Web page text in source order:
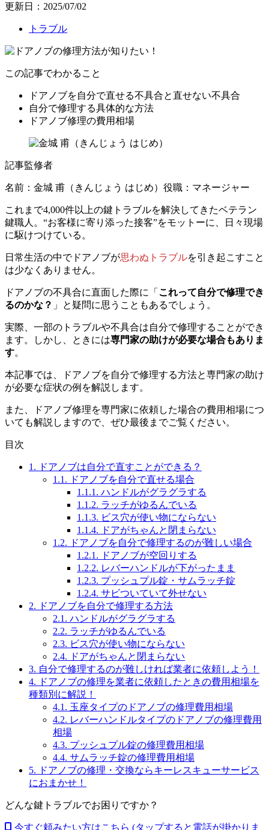
更新日：2025/07/02
トラブル
この記事でわかること
ドアノブを自分で直せる不具合と直せない不具合
自分で修理する具体的な方法
ドアノブ修理の費用相場
記事監修者
名前：金城 甫 （きんじょう はじめ） 役職：マネージャー
これまで4,000件以上の鍵トラブルを解決してきたベテラン
鍵職人。“お客様に寄り添った接客”をモットーに、日々現場
に駆けつけている。
日常生活の中でドアノブが思わぬトラブルを引き起こすこと
は少なくありません。
ドアノブの不具合に直面した際に「 これって自分で修理でき
るのかな？ 」と疑問に思うこともあるでしょう。
実際、一部のトラブルや不具合は自分で修理することができ
ます。しかし、ときには専門家の助けが必要な場合もありま
す。
本記事では、ドアノブを自分で修理する方法と専門家の助け
が必要な症状の例を解説します。
また、ドアノブ修理を専門家に依頼した場合の費用相場につ
いても解説しますので、ぜひ最後までご覧ください。
目次
1. ドアノブは自分で直すことができる？
1.1. ドアノブを自分で直せる場合
1.1.1. ハンドルがグラグラする
1.1.2. ラッチがゆるんでいる
1.1.3. ビス穴が使い物にならない
1.1.4. ドアがちゃんと閉まらない
1.2. ドアノブを自分で修理するのが難しい場合
1.2.1. ドアノブが空回りする
1.2.2. レバーハンドルが下がったまま
1.2.3. プッシュプル錠・サムラッチ錠
1.2.4. サビついていて外せない
2. ドアノブを自分で修理する方法
2.1. ハンドルがグラグラする
2.2. ラッチがゆるんでいる
2.3. ビス穴が使い物にならない
2.4. ドアがちゃんと閉まらない
3. 自分で修理するのが難しければ業者に依頼しよう！
4. ドアノブの修理を業者に依頼したときの費用相場を
種類別に解説！
4.1. 玉座タイプのドアノブの修理費用相場
4.2. レバーハンドルタイプのドアノブの修理費用
相場
4.3. プッシュプル錠の修理費用相場
4.4. サムラッチ錠の修理費用相場
5. ドアノブの修理・交換ならキーレスキューサービス
におまかせ！
どんな鍵トラブルでお困りですか？
今すぐ頼みたい方はこちら (タップすると電話が掛かりま